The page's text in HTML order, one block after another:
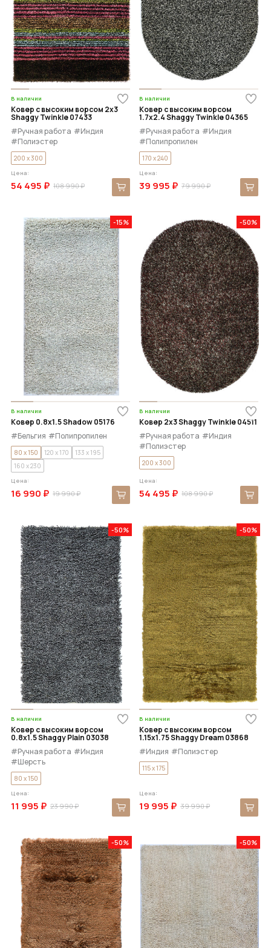
В наличии
Ковер с высоким ворсом 2x3
Shaggy Twinkle 07433
#Ручная работа #Индия
#Полиэстер
200 x 300
Цена:
108 990 ₽
54 495 ₽
В наличии
Ковер с высоким ворсом
1.7x2.4 Shaggy Twinkle 04365
#Ручная работа #Индия
#Полипропилен
170 x 240
Цена:
79 990 ₽
39 995 ₽
-15%
В наличии
Ковер 0.8x1.5 Shadow 05176
#Бельгия #Полипропилен
80 x 150 120 x 170
133 x 195
160 x 230
Цена:
19 990 ₽
16 990 ₽
-50%
В наличии
Ковер 2x3 Shaggy Twinkle 04511
#Ручная работа #Индия
#Полиэстер
200 x 300
Цена:
108 990 ₽
54 495 ₽
-50%
В наличии
Ковер с высоким ворсом
0.8x1.5 Shaggy Plain 03038
#Ручная работа #Индия
#Шерсть
80 x 150
Цена:
23 990 ₽
11 995 ₽
-50%
В наличии
Ковер с высоким ворсом
1.15x1.75 Shaggy Dream 03868
#Индия #Полиэстер
115 x 175
Цена:
39 990 ₽
19 995 ₽
-50% -50%